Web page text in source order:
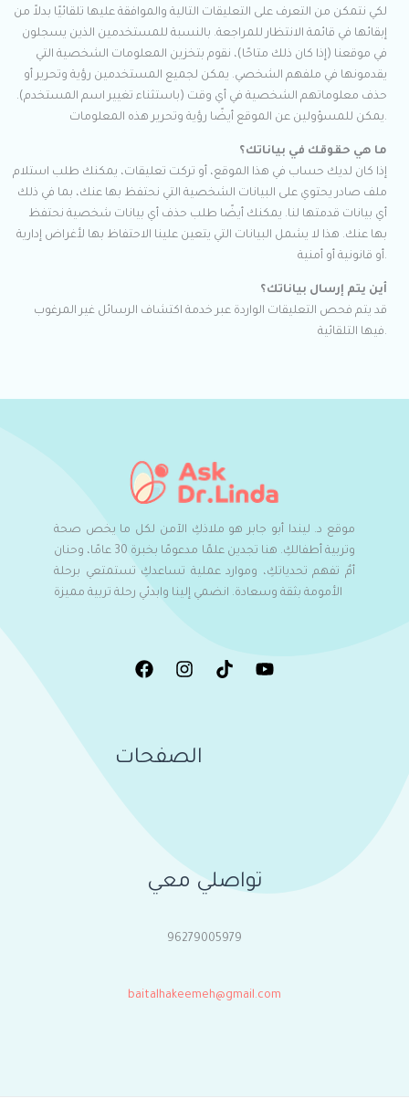
لكي نتمكن من التعرف على التعليقات التالية والموافقة عليها تلقائيًا بدلاً من
إبقائها في قائمة الانتظار للمراجعة. بالنسبة للمستخدمين الذين يسجلون
في موقعنا (إذا كان ذلك متاحًا)، نقوم بتخزين المعلومات الشخصية التي
يقدمونها في ملفهم الشخصي. يمكن لجميع المستخدمين رؤية وتحرير أو
حذف معلوماتهم الشخصية في أي وقت (باستثناء تغيير اسم المستخدم).
يمكن للمسؤولين عن الموقع أيضًا رؤية وتحرير هذه المعلومات.
ما هي حقوقك في بياناتك؟
إذا كان لديك حساب في هذا الموقع، أو تركت تعليقات، يمكنك طلب استلام
ملف صادر يحتوي على البيانات الشخصية التي نحتفظ بها عنك، بما في ذلك
أي بيانات قدمتها لنا. يمكنك أيضًا طلب حذف أي بيانات شخصية نحتفظ
بها عنك. هذا لا يشمل البيانات التي يتعين علينا الاحتفاظ بها لأغراض إدارية
أو قانونية أو أمنية.
أين يتم إرسال بياناتك؟
قد يتم فحص التعليقات الواردة عبر خدمة اكتشاف الرسائل غير المرغوب
فيها التلقائية.
موقع د. ليندا أبو جابر هو ملاذكِ الآمن لكل ما يخص صحة
وتربية أطفالكِ. هنا تجدين علمًا مدعومًا بخبرة 30 عامًا، وحنان
أمٌ تفهم تحدياتكِ، وموارد عملية تساعدكِ تستمتعي برحلة
الأمومة بثقة وسعادة. انضمي إلينا وابدئي رحلة تربية مميزة
الصفحات
تواصلي معي
96279005979
baitalhakeemeh@gmail.com